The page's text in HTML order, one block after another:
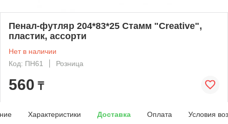
Пенал-футляр 204*83*25 Стамм "Creative",
пластик, ассорти
Нет в наличии
Код: ПН61
Розница
560 ₸
Характеристики Доставка Оплата Условия